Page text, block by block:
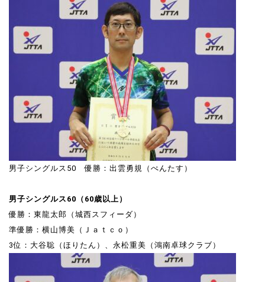
男子シングルス50 優勝：出雲勇規（ぺんたす）
男子シングルス60（60歳以上）
優勝：東龍太郎（城西スフィーダ）
準優勝：横山博美（Ｊａｔｃｏ）
3位：大谷聡（ほりたん）、永松重美（鴻南卓球クラブ）